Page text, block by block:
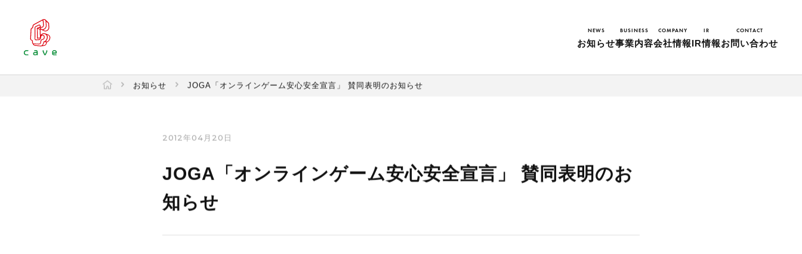
NEWS
お知らせ
BUSINESS
事業内容
COMPANY
会社情報
IR
IR情報
CONTACT
お問い合わせ
お知らせ JOGA「オンラインゲーム安心安全宣言」 賛同表明のお知らせ
2012年04月20日
JOGA「オンラインゲーム安心安全宣言」 賛同表明のお
知らせ